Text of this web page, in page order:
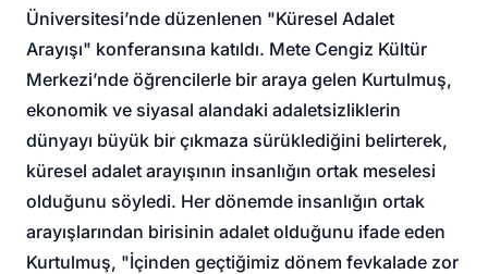
Üniversitesi’nde düzenlenen "Küresel Adalet
Arayışı" konferansına katıldı. Mete Cengiz Kültür
Merkezi’nde öğrencilerle bir araya gelen Kurtulmuş,
ekonomik ve siyasal alandaki adaletsizliklerin
dünyayı büyük bir çıkmaza sürüklediğini belirterek,
küresel adalet arayışının insanlığın ortak meselesi
olduğunu söyledi. Her dönemde insanlığın ortak
arayışlarından birisinin adalet olduğunu ifade eden
Kurtulmuş, "İçinden geçtiğimiz dönem fevkalade zor